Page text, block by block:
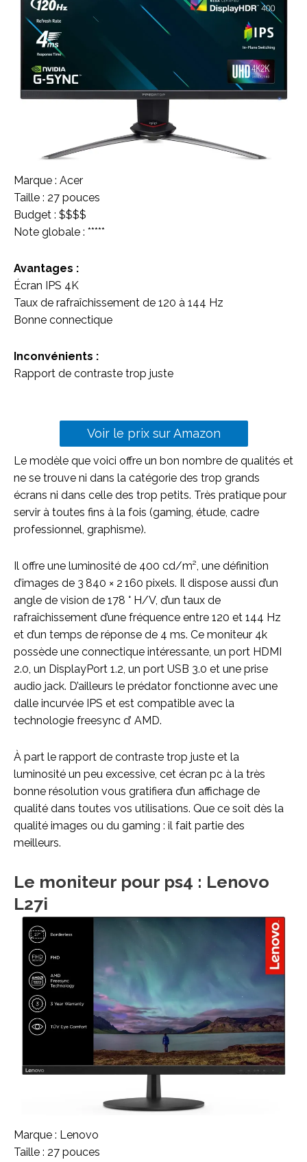
Marque : Acer
Taille : 27 pouces
Budget : $$$$
Note globale : *****
Avantages :
Écran IPS 4K
Taux de rafraîchissement de 120 à 144 Hz
Bonne connectique
Inconvénients :
Rapport de contraste trop juste
Voir le prix sur Amazon
Le modèle que voici offre un bon nombre de qualités et
ne se trouve ni dans la catégorie des trop grands
écrans ni dans celle des trop petits. Très pratique pour
servir à toutes fins à la fois (gaming, étude, cadre
professionnel, graphisme).
Il offre une luminosité de 400 cd/m², une définition
d’images de 3 840 × 2 160 pixels. Il dispose aussi d’un
angle de vision de 178 ° H/V, d’un taux de
rafraîchissement d’une fréquence entre 120 et 144 Hz
et d’un temps de réponse de 4 ms. Ce moniteur 4k
possède une connectique intéressante, un port HDMI
2.0, un DisplayPort 1.2, un port USB 3.0 et une prise
audio jack. D’ailleurs le prédator fonctionne avec une
dalle incurvée IPS et est compatible avec la
technologie freesync d’ AMD.
À part le rapport de contraste trop juste et la
luminosité un peu excessive, cet écran pc à la très
bonne résolution vous gratifiera d’un affichage de
qualité dans toutes vos utilisations. Que ce soit dès la
qualité images ou du gaming : il fait partie des
meilleurs.
Le moniteur pour ps4 : Lenovo
L27i
Marque : Lenovo
Taille : 27 pouces